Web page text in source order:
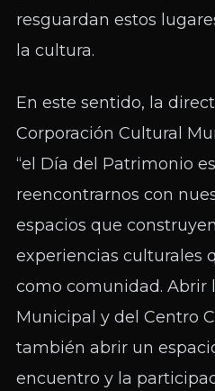
resguardan estos
la cultura.
En este sentido, la
Corporación Cultural
“el Día del Patrimonio
reencontrarnos con
espacios que
experiencias culturales
como comunidad. Abrir
Municipal y del Centro
también abrir un
encuentro y la